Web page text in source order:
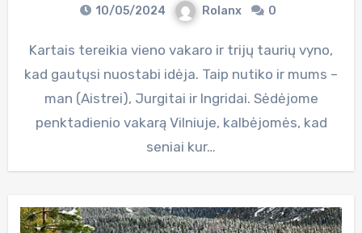
10/05/2024 Rolanx 0
Kartais tereikia vieno vakaro ir trijų taurių vyno,
kad gautųsi nuostabi idėja. Taip nutiko ir mums –
man (Aistrei), Jurgitai ir Ingridai. Sėdėjome
penktadienio vakarą Vilniuje, kalbėjomės, kad
seniai kur…